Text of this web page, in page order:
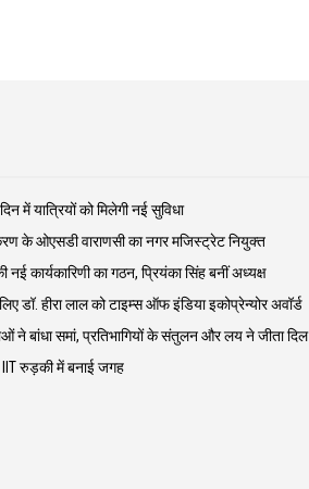
में यात्रियों को मिलेगी नई सुविधा
के ओएसडी वाराणसी का नगर मजिस्ट्रेट नियुक्त
कार्यकारिणी का गठन, प्रियंका सिंह बनीं अध्यक्ष
डॉ. हीरा लाल को टाइम्स ऑफ इंडिया इकोप्रेन्योर अवॉर्ड
ने बांधा समां, प्रतिभागियों के संतुलन और लय ने जीता दिल
रुड़की में बनाई जगह